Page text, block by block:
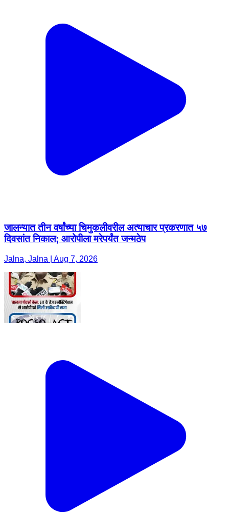
जालन्यात तीन वर्षांच्या चिमुकलीवरील अत्याचार प्रकरणात ५७
दिवसांत निकाल; आरोपीला मरेपर्यंत जन्मठेप
Jalna, Jalna | Aug 7, 2026